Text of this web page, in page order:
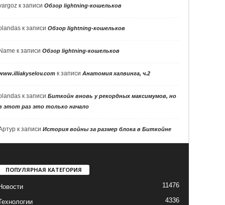
к записиОбзор lightning-кошельков
к записиОбзор lightning-кошельков
к записиОбзор lightning-кошельков
к записиАнатомия халвинга, ч.2
к записиБиткойн вновь у рекордных максимумов, но
этот раз это только начало
к записиИстория войны за размер блока в Биткойне
ПОПУЛЯРНАЯ КАТЕГОРИЯ
11476
4336